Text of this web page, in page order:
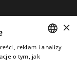
×
reklam i analizy
o tym, jak